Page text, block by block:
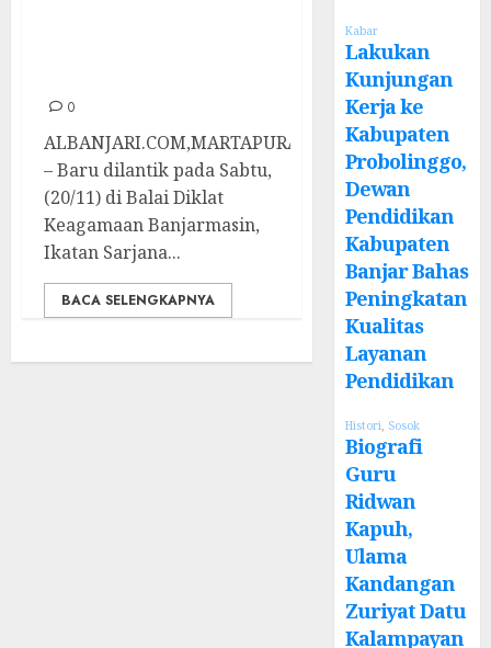
0
ALBANJARI.COM,MARTAPURA
– Baru dilantik pada Sabtu,
(20/11) di Balai Diklat
Keagamaan Banjarmasin,
Ikatan Sarjana...
BACA SELENGKAPNYA
Kabar
Lakukan
Kunjungan
Kerja ke
Kabupaten
Probolinggo,
Dewan
Pendidikan
Kabupaten
Banjar Bahas
Peningkatan
Kualitas
Layanan
Pendidikan
Histori Sosok
Biografi
Guru
Ridwan
Kapuh,
Ulama
Kandangan
Zuriyat Datu
Kalampayan